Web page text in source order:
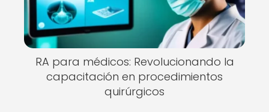
RA para médicos: Revolucionando la
capacitación en procedimientos
quirúrgicos